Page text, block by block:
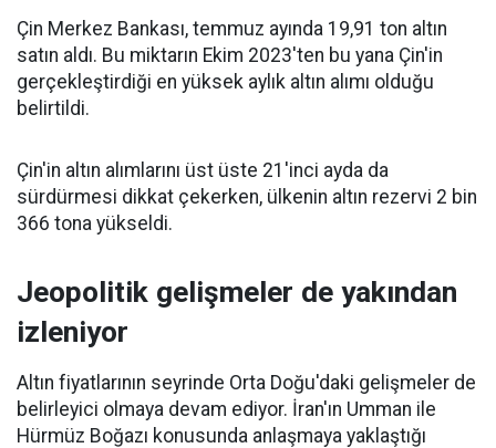
Çin Merkez Bankası, temmuz ayında 19,91 ton altın
satın aldı. Bu miktarın Ekim 2023'ten bu yana Çin'in
gerçekleştirdiği en yüksek aylık altın alımı olduğu
belirtildi.
Çin'in altın alımlarını üst üste 21'inci ayda da
sürdürmesi dikkat çekerken, ülkenin altın rezervi 2 bin
366 tona yükseldi.
Jeopolitik gelişmeler de yakından
izleniyor
Altın fiyatlarının seyrinde Orta Doğu'daki gelişmeler de
belirleyici olmaya devam ediyor. İran'ın Umman ile
Hürmüz Boğazı konusunda anlaşmaya yaklaştığı